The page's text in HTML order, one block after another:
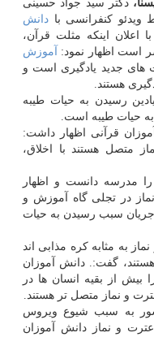
دکتر سید جواد حسینی
ویدئو کنفرانسی با دانش
اعلان اینکه مثلت قرآن،
است اظهار نمود:
آموزش
های جدید یادگیری است و
هستند.
رسیدن به حیات طیبه
حیات طیبه است.
قرآنی اظهار داشت:
متصل هستند با اخلاق،
مدرسه دانست و اظهار
در تجلی گاه آموزش و
سبب رسیدن به حیات
به مثابه کره مذابی اند
گفت:. دانش آموزان
بیش از بقیه انسان ها در
و نماز متصل تر هستند.
به سبب شیوع ویروس
عترت و نماز دانش آموزان